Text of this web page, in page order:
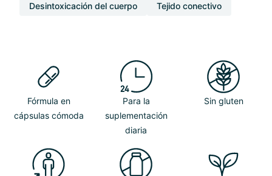
Desintoxicación del cuerpo
Tejido conectivo
Fórmula en
cápsulas cómoda
Para la
suplementación
diaria
Sin gluten